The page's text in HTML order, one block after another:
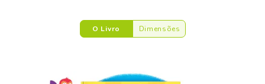
O Livro Dimensões